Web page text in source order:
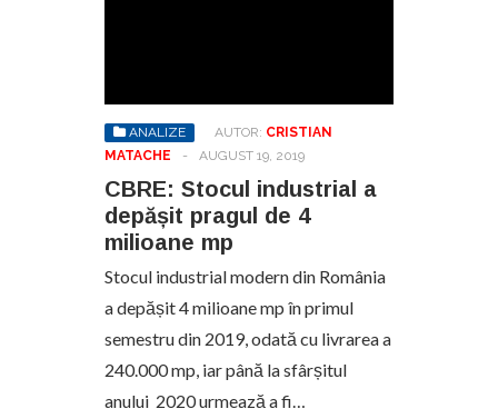
ANALIZE AUTOR: CRISTIAN
MATACHE
- AUGUST 19, 2019
CBRE: Stocul industrial a
depășit pragul de 4
milioane mp
Stocul industrial modern din România
a depășit 4 milioane mp în primul
semestru din 2019, odată cu livrarea a
240.000 mp, iar până la sfârșitul
anului 2020 urmează a fi…